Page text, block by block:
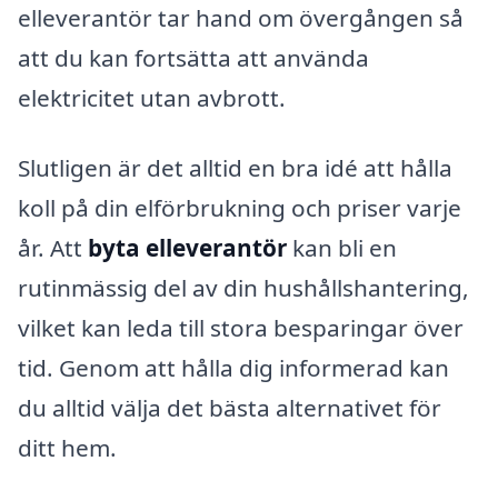
elleverantör tar hand om övergången så
att du kan fortsätta att använda
elektricitet utan avbrott.
Slutligen är det alltid en bra idé att hålla
koll på din elförbrukning och priser varje
år. Att byta elleverantör kan bli en
rutinmässig del av din hushållshantering,
vilket kan leda till stora besparingar över
tid. Genom att hålla dig informerad kan
du alltid välja det bästa alternativet för
ditt hem.